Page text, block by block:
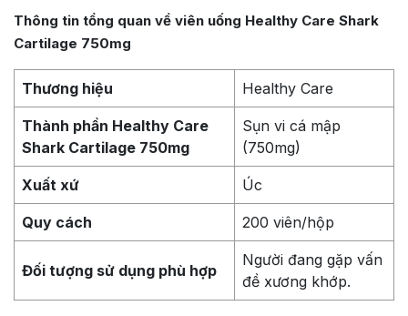
Thông tin tổng quan về viên uống Healthy Care Shark
Cartilage 750mg
Thương hiệu Healthy Care
Thành phần Healthy Care
Shark Cartilage 750mg
Sụn vi cá mập
(750mg)
Xuất xứ Úc
Quy cách 200 viên/hộp
Đối tượng sử dụng phù hợp
Người đang gặp vấn
đề xương khớp.